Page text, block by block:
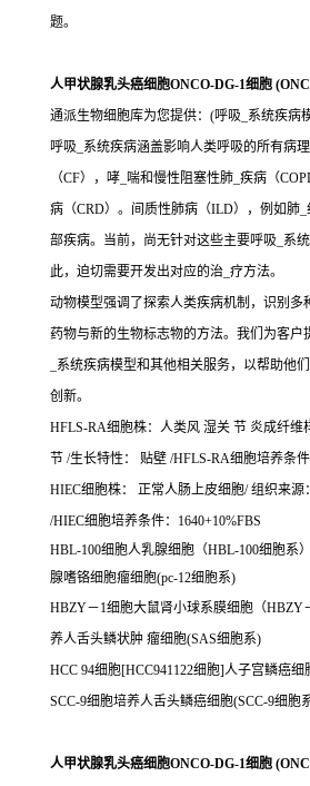
题。
人甲状腺乳头癌细胞ONCO-DG-1细胞
通派生物细胞库为您提供：(呼吸_系统疾病
呼吸_系统疾病涵盖影响人类呼吸的所有病
（CF），哮_喘和慢性阻塞性肺_疾病（
病（CRD）。间质性肺病（ILD），例如肺
部疾病。当前，尚无针对这些主要呼吸_系
此，迫切需要开发出对应的治_疗方法。
动物模型强调了探索人类疾病机制，识别多
药物与新的生物标志物的方法。我们为客户
_系统疾病模型和其他相关服务，以帮助他
创新。
HFLS-RA细胞株：人类风 湿关 节 炎成纤
节 /生长特性： 贴壁 /HFLS-RA细胞培养条
HIEC细胞株： 正常人肠上皮细胞/ 组织来源
/HIEC细胞培养条件：1640+10%FBS
HBL-100细胞人乳腺细胞（HBL-100细胞系
腺嗜铬细胞瘤细胞(pc-12细胞系)
HBZY－1细胞大鼠肾小球系膜细胞（HBZY
养人舌头鳞状肿 瘤细胞(SAS细胞系)
HCC 94细胞[HCC941122细胞]人子宫鳞癌细
SCC-9细胞培养人舌头鳞癌细胞(SCC-9细胞
人甲状腺乳头癌细胞ONCO-DG-1细胞